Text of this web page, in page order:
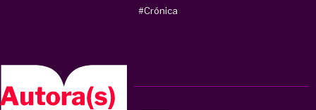
#Crónica